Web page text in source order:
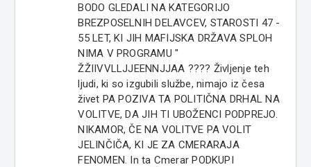
BODO GLEDALI NA KATEGORIJO
BREZPOSELNIH DELAVCEV, STAROSTI 47 -
55 LET, KI JIH MAFIJSKA DRŽAVA SPLOH
NIMA V PROGRAMU "
ŽŽIIVVLLJJEENNJJAA ???? Življenje teh
ljudi, ki so izgubili službe, nimajo iz česa
živet PA POZIVA TA POLITIČNA DRHAL NA
VOLITVE, DA JIH TI UBOŽENCI PODPREJO.
NIKAMOR, ČE NA VOLITVE PA VOLIT
JELINČIČA, KI JE ZA CMERARAJA
FENOMEN. In ta Cmerar PODKUPI